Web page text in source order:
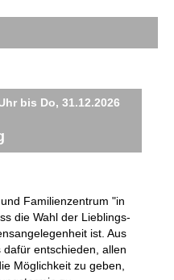
bis Do, 31.12.2026
Familienzentrum "in
die Wahl der Lieblings-
ist. Aus
entschieden, allen
Möglichkeit zu geben,